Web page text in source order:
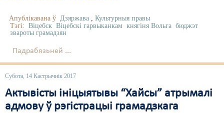
Апублікавана ў Дзяржава , Культурныя правы
Тэгі: Віцебск Віцебскі гарвыканкам княгіня Вольга бюджэт
звароты грамадзян
Падрабязьней ...
Субота, 14 Кастрычнік 2017
Актывісты ініцыятывы “Хайсы” атрымалі
адмову ў рэгістрацыі грамадзкага